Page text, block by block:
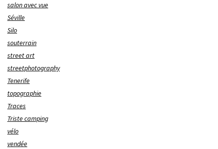
salon avec vue
Séville
Silo
souterrain
street art
streetphotography
Tenerife
topographie
Traces
Triste camping
vélo
vendée